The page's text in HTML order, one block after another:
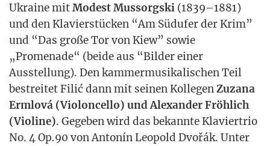
Ukrai­ne mitMode­st Mus­sorg­ski (1839–1881)
und den Kla­vier­stü­cken “Am Süd­ufer der Krim”
und “Das gro­ße Tor von Kiew” sowie
„Pro­me­na­de“ (bei­de aus “Bil­der einer
Aus­stel­lung). Den kam­mer­mu­si­ka­li­schen Teil
bestrei­tet Filić dann mit sei­nen Kol­le­genZuz­a­na
Erm­l­o­vá (Vio­lon­cel­lo) und Alex­an­der Fröh­lich
(Vio­li­ne). Gege­ben wird das bekann­te Kla­vier­trio
No. 4 Op.90 von Antonín Leo­pold Dvořák. Unter